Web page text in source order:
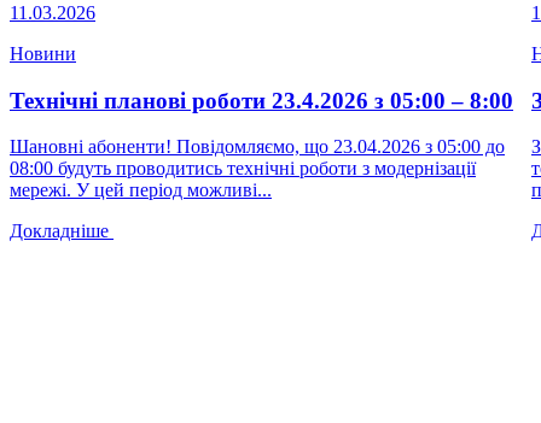
11.03.2026
Новини
Технічні планові роботи 23.4.2026 з 05:00 – 8:00
Шановні абоненти! Повідомляємо, що 23.04.2026 з 05:00 до
08:00 будуть проводитись технічні роботи з модернізації
мережі. У цей період можливі...
Докладніше